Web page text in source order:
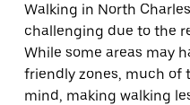
Walking in North
challenging due to the
While some areas may
friendly zones, much of
mind, making walking